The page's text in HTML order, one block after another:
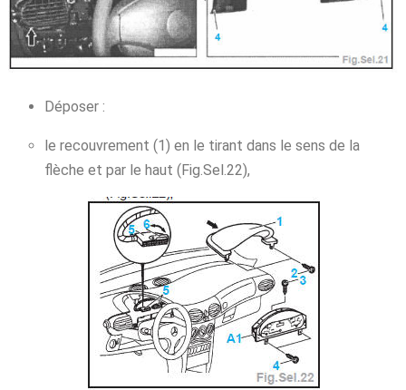
Déposer :
le recouvrement (1) en le tirant dans le sens de la
flèche et par le haut (Fig.Sel.22),